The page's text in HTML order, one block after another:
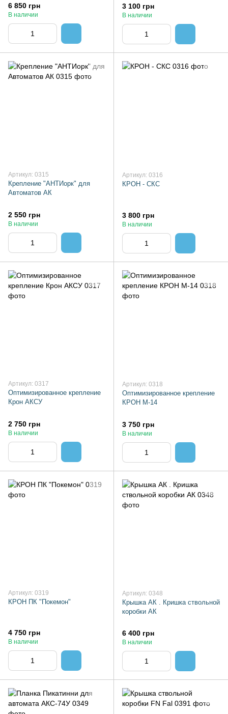
CM-103
6 850 грн
В наличии
3 100 грн
В наличии
Артикул: 0315
Крепление "АНТИорк" для
Автоматов АК
2 550 грн
В наличии
Артикул: 0316
КРОН - СКС
3 800 грн
В наличии
Артикул: 0317
Оптимизированное крепление
Крон АКСУ
2 750 грн
В наличии
Артикул: 0318
Оптимизированное крепление
КРОН М-14
3 750 грн
В наличии
Артикул: 0319
КРОН ПК "Покемон"
4 750 грн
В наличии
Артикул: 0348
Крышка АК . Кришка ствольной
коробки АК
6 400 грн
В наличии